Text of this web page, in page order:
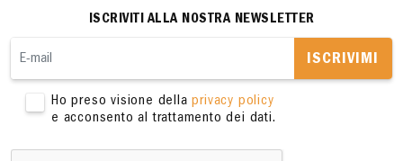
ISCRIVITI ALLA NOSTRA NEWSLETTER
ISCRIVIMI
Ho preso visione dellaprivacy policy
e acconsento al trattamento dei dati.